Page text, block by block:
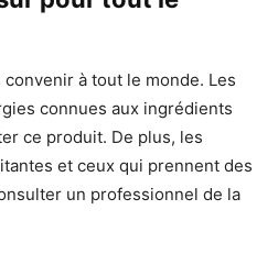
à tout le monde. Les
connues aux ingrédients
ce produit. De plus, les
et ceux qui prennent des
un professionnel de la